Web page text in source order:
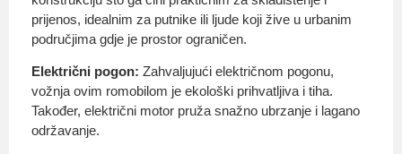
prijenos, idealnim za putnike ili ljude koji žive u urbanim
područjima gdje je prostor ograničen.
Električni pogon: Zahvaljujući električnom pogonu,
vožnja ovim romobilom je ekološki prihvatljiva i tiha.
Također, električni motor pruža snažno ubrzanje i lagano
održavanje.